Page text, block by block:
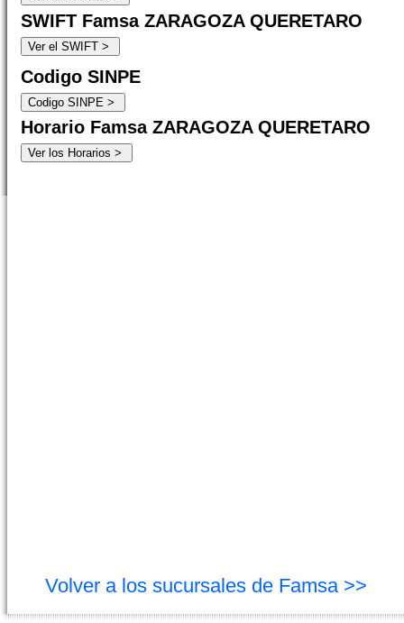
SWIFT Famsa ZARAGOZA QUERETARO
Codigo SINPE
Horario Famsa ZARAGOZA QUERETARO
Volver a los sucursales de Famsa >>